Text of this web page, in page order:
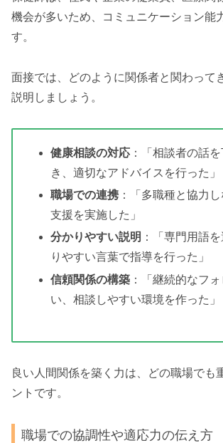
機会が多いため、コミュニケーション能
す。
面接では、どのように関係者と関わって
説明しましょう。
健康相談の対応 ：「相談者の話
き、適切なアドバイスを行った」
職場での連携 ：「多職種と協力
支援を実施した」
分かりやすい説明 ：「専門用語
りやすい言葉で指導を行った」
信頼関係の構築 ：「継続的なフ
い、相談しやすい環境を作った」
良い人間関係を築く力は、どの職場でも
ントです。
職場での協調性や適応力の伝え方